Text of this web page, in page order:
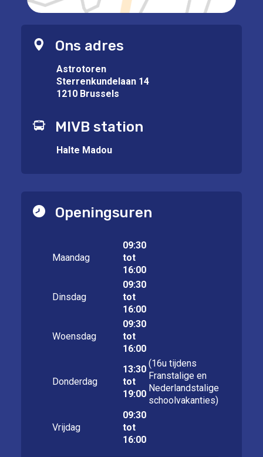
Ons adres
Astrotoren
Sterrenkundelaan 14
1210 Brussels
MIVB station
Halte Madou
Openingsuren
Maandag
09:30
tot
16:00
Dinsdag
09:30
tot
16:00
Woensdag
09:30
tot
16:00
Donderdag
13:30
tot
19:00
(16u tijdens
Franstalige en
Nederlandstalige
schoolvakanties)
Vrijdag
09:30
tot
16:00